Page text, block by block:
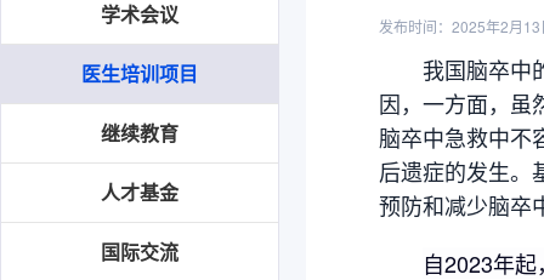
学术会议
医生培训项目
继续教育
人才基金
国际交流
发布时间：2025年2月13
我国脑卒中的
因，一方面，虽
脑卒中急救中不
后遗症的发生。
预防和减少脑卒
自2023年